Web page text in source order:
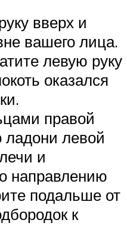
вверх и
вашего лица.
левую руку
оказался
правой
ладони левой
и
направлению
подальше от
к